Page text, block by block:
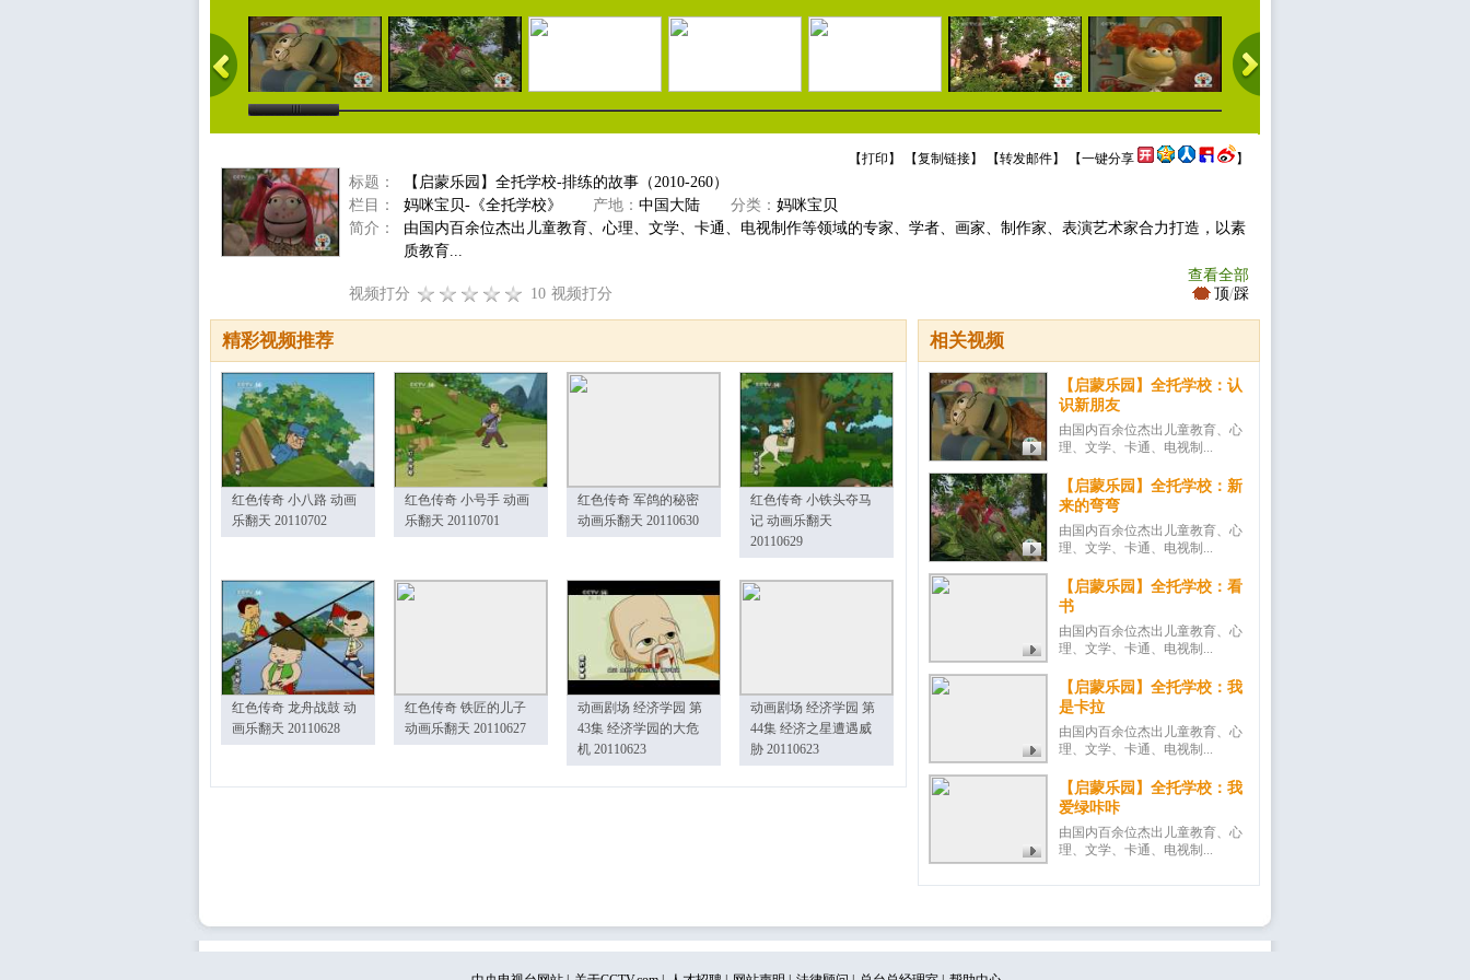
【打印 】 【复制链接】 【转发邮件】 【一键分享 】
标题：
【启蒙乐园】全托学校-排练的故事（2010-260）
栏目：
妈咪宝贝-《全托学校》 产地： 中国大陆 分类： 妈咪宝贝
简介：
由国内百余位杰出儿童教育、心理、文学、卡通、电视制作等领域的专家、学者、画家、制作家、表演艺术家合力打造，以素
质教育...
查看全部
视频打分
10 视频打分 顶/踩
相关视频
【启蒙乐园】全托学校：认
识新朋友
由国内百余位杰出儿童教育、心
理、文学、卡通、电视制...
【启蒙乐园】全托学校：新
来的弯弯
由国内百余位杰出儿童教育、心
理、文学、卡通、电视制...
【启蒙乐园】全托学校：看
书
由国内百余位杰出儿童教育、心
理、文学、卡通、电视制...
【启蒙乐园】全托学校：我
是卡拉
由国内百余位杰出儿童教育、心
理、文学、卡通、电视制...
【启蒙乐园】全托学校：我
爱绿咔咔
由国内百余位杰出儿童教育、心
理、文学、卡通、电视制...
精彩视频推荐
红色传奇 小八路 动画
乐翻天 20110702
红色传奇 小号手 动画
乐翻天 20110701
红色传奇 军鸽的秘密
动画乐翻天 20110630
红色传奇 小铁头夺马
记 动画乐翻天
20110629
红色传奇 龙舟战鼓 动
画乐翻天 20110628
红色传奇 铁匠的儿子
动画乐翻天 20110627
动画剧场 经济学园 第
43集 经济学园的大危
机 20110623
动画剧场 经济学园 第
44集 经济之星遭遇威
胁 20110623